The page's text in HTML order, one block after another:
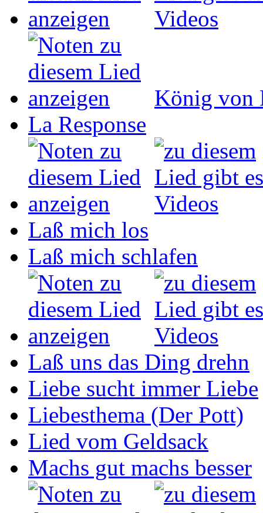
König von
La Response
Laß mich los
Laß mich schlafen
Laß uns das Ding drehn
Liebe sucht immer Liebe
Liebesthema (Der Pott)
Lied vom Geldsack
Machs gut machs besser